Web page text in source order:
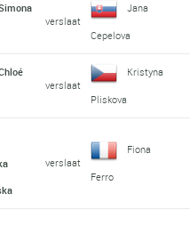
verslaat
Jana
Cepelova
verslaat
Kristyna
Pliskova
verslaat
Fiona
Ferro